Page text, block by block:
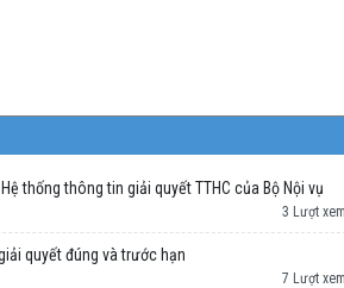
thống thông tin giải quyết TTHC của Bộ Nội vụ
3 Lượt xem
quyết đúng và trước hạn
7 Lượt xem